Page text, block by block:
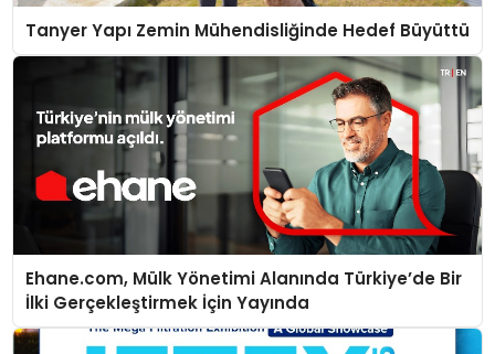
Tanyer Yapı Zemin Mühendisliğinde Hedef Büyüttü
Ehane.com, Mülk Yönetimi Alanında Türkiye’de Bir
İlki Gerçekleştirmek İçin Yayında